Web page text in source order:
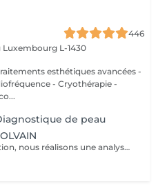
446
Luxembourg L-1430
esthétiques avancées -
- Cryothérapie -
de peau
Lors de la première consultation, nous réalisons une analyse personnalisée de votre peau et de votre routine cosmétique. Nous définissons ensuite un plan de traitement sur mesure, adapté à vos besoins et à vos objectifs.